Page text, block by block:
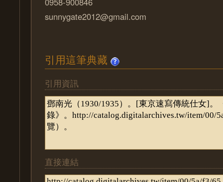
sunnygate2012@gmail.com
引用這筆典藏
引用資訊
直接連結